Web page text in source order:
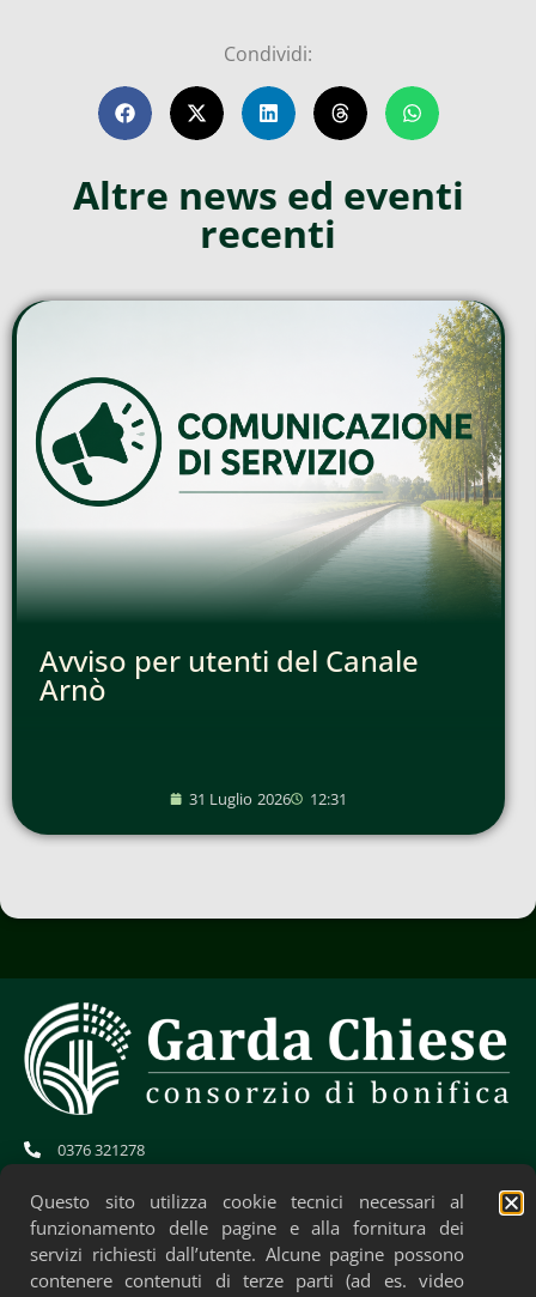
Condividi:
Altre news ed eventi
recenti
Avviso per utenti del Canale
Arnò
31 Luglio 2026 12:31
0376 321278
cb.gardachiese-bonifica@pec.regione.lombardia.it
CF: 01706580204
Questo sito utilizza cookie tecnici necessari al
funzionamento delle pagine e alla fornitura dei
servizi richiesti dall’utente. Alcune pagine possono
contenere contenuti di terze parti (ad es. video